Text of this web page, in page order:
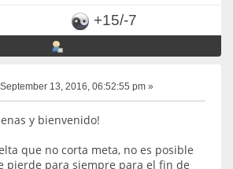
+15/-7
September 13, 2016, 06:52:55 pm »
y bienvenido!
que no corta meta, no es posible
pierde para siempre para el fin de